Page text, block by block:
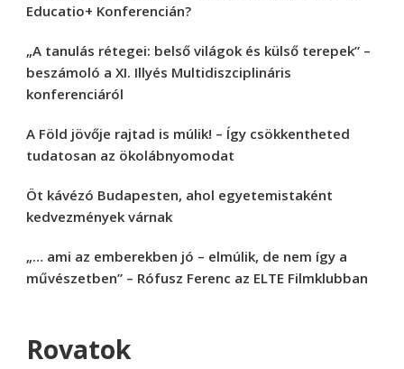
Educatio+ Konferencián?
„A tanulás rétegei: belső világok és külső terepek” –
beszámoló a XI. Illyés Multidiszciplináris
konferenciáról
A Föld jövője rajtad is múlik! – Így csökkentheted
tudatosan az ökolábnyomodat
Öt kávézó Budapesten, ahol egyetemistaként
kedvezmények várnak
„… ami az emberekben jó – elmúlik, de nem így a
művészetben” – Rófusz Ferenc az ELTE Filmklubban
Rovatok